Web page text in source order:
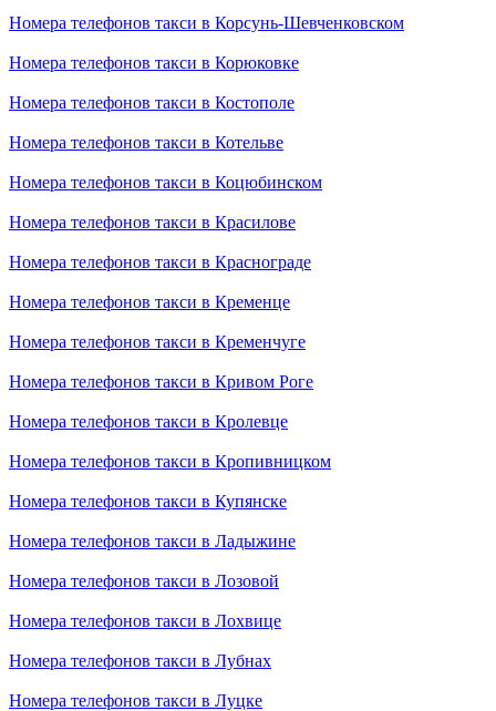
Номера телефонов такси в Корсунь-Шевченковском
Номера телефонов такси в Корюковке
Номера телефонов такси в Костополе
Номера телефонов такси в Котельве
Номера телефонов такси в Коцюбинском
Номера телефонов такси в Красилове
Номера телефонов такси в Краснограде
Номера телефонов такси в Кременце
Номера телефонов такси в Кременчуге
Номера телефонов такси в Кривом Роге
Номера телефонов такси в Кролевце
Номера телефонов такси в Кропивницком
Номера телефонов такси в Купянске
Номера телефонов такси в Ладыжине
Номера телефонов такси в Лозовой
Номера телефонов такси в Лохвице
Номера телефонов такси в Лубнах
Номера телефонов такси в Луцке